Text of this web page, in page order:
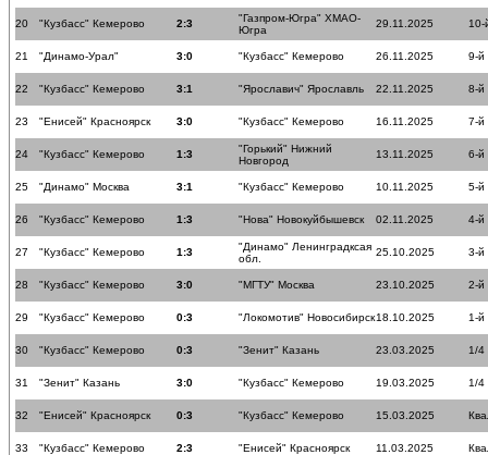
20 "Кузбасс" Кемерово 2:3
"Газпром-Югра" ХМАО-
Югра
29.11.2025 10-
21 "Динамо-Урал" 3:0 "Кузбасс" Кемерово 26.11.2025 9-й
22 "Кузбасс" Кемерово 3:1 "Ярославич" Ярославль 22.11.2025 8-й
23 "Енисей" Красноярск 3:0 "Кузбасс" Кемерово 16.11.2025 7-й
24 "Кузбасс" Кемерово 1:3
"Горький" Нижний
Новгород
13.11.2025 6-й
25 "Динамо" Москва 3:1 "Кузбасс" Кемерово 10.11.2025 5-й
26 "Кузбасс" Кемерово 1:3 "Нова" Новокуйбышевск 02.11.2025 4-й
27 "Кузбасс" Кемерово 1:3
"Динамо" Ленинградксая
обл.
25.10.2025 3-й
28 "Кузбасс" Кемерово 3:0 "МГТУ" Москва 23.10.2025 2-й
29 "Кузбасс" Кемерово 0:3 "Локомотив" Новосибирск18.10.2025 1-й
30 "Кузбасс" Кемерово 0:3 "Зенит" Казань 23.03.2025 1/4
31 "Зенит" Казань 3:0 "Кузбасс" Кемерово 19.03.2025 1/4
32 "Енисей" Красноярск 0:3 "Кузбасс" Кемерово 15.03.2025
33 "Кузбасс" Кемерово 2:3 "Енисей" Красноярск 11.03.2025